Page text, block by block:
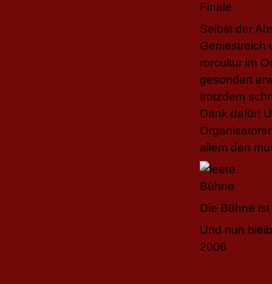
Finale
Selbst der
Geniestreich
rorcultur im
gesondert
trotzdem
Dank dafür!
allem den
Die Bühne
Und nun
2006